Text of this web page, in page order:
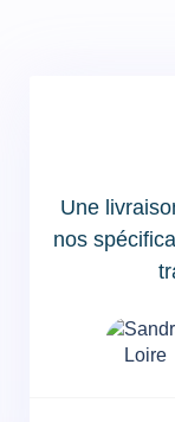
Une
nos